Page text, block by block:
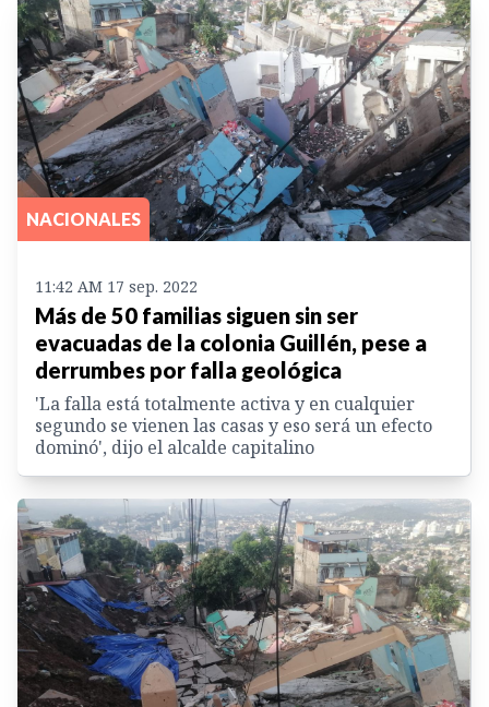
NACIONALES
11:42 AM 17 sep. 2022
Más de 50 familias siguen sin ser
evacuadas de la colonia Guillén, pese a
derrumbes por falla geológica
'La falla está totalmente activa y en cualquier
segundo se vienen las casas y eso será un efecto
dominó', dijo el alcalde capitalino